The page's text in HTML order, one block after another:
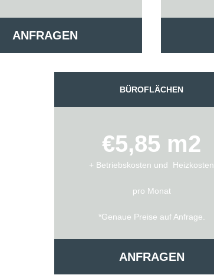
ANFRAGEN
BÜROFLÄCHEN
€5,85 m2
+ Betriebskosten und Heizkosten
pro Monat
*Genaue Preise auf Anfrage.
ANFRAGEN